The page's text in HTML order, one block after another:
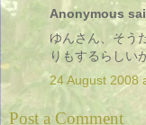
Anonymous
ゆんさん、そう
りもするらしい
24 August 2008
Post a Comment